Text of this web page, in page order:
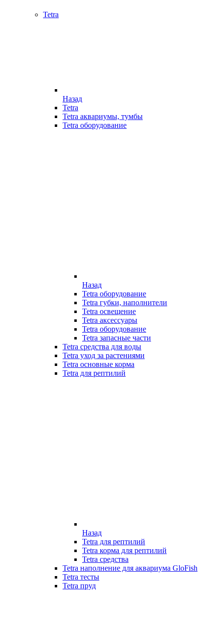
Tetra
Назад
Tetra
Tetra аквариумы, тумбы
Tetra оборудование
Назад
Tetra оборудование
Tetra губки, наполнители
Tetra освещение
Tetra аксессуары
Tetra оборудование
Tetra запасные части
Tetra средства для воды
Tetra уход за растениями
Tetra основные корма
Tetra для рептилий
Назад
Tetra для рептилий
Tetra корма для рептилий
Tetra средства
Tetra наполнение для аквариума GloFish
Tetra тесты
Tetra пруд